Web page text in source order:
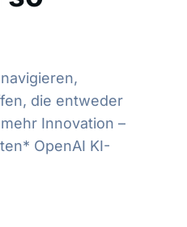
die entweder
Innovation –
OpenAI KI-